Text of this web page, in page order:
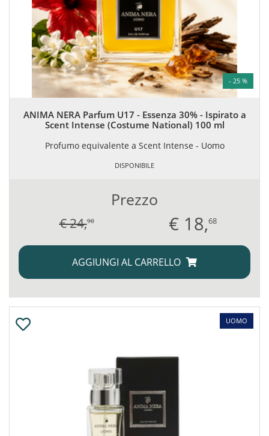
- 25 %
ANIMA NERA Parfum U17 - Essenza 30% - Ispirato a
Scent Intense (Costume National) 100 ml
Profumo equivalente a Scent Intense - Uomo
DISPONIBILE
Prezzo
€ 24,90 € 18,68
AGGIUNGI AL CARRELLO
UOMO